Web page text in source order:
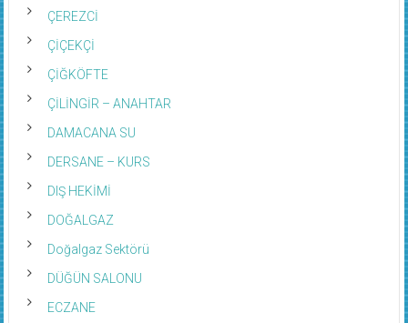
ÇEREZCİ
ÇİÇEKÇİ
ÇİĞKÖFTE
ÇİLİNGİR – ANAHTAR
DAMACANA SU
DERSANE – KURS
DIŞ HEKİMİ
DOĞALGAZ
Doğalgaz Sektörü
DÜĞÜN SALONU
ECZANE